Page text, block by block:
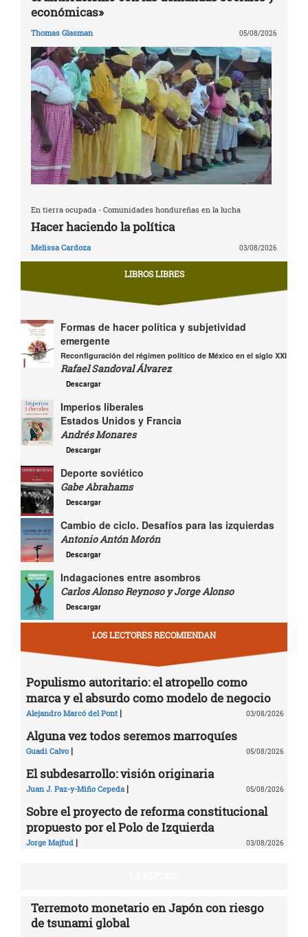
económicas»
Thomas Glasman 05/08/2026
En tierra ocupada - Comunidades hondureñas en la lucha
Hacer haciendo la política
Melissa Cardoza 03/08/2026
LIBROS LIBRES
Formas de hacer política y subjetividad
emergente
Reconfiguración del régimen político de México en el siglo XXI
Rafael Sandoval Álvarez
Descargar
Imperios liberales
Estados Unidos y Francia
Andrés Monares
Descargar
Deporte soviético
Gabe Abrahams
Descargar
Cambio de ciclo. Desafíos para las izquierdas
Antonio Antón Morón
Descargar
Indagaciones entre asombros
Carlos Alonso Reynoso y Jorge Alonso
Descargar
LOS LECTORES RECOMIENDAN
Populismo autoritario: el atropello como
marca y el absurdo como modelo de negocio
Alejandro Marcó del Pont | 03/08/2026
Alguna vez todos seremos marroquíes
Guadi Calvo | 05/08/2026
El subdesarrollo: visión originaria
Juan J. Paz-y-Miño Cepeda| 05/08/2026
Sobre el proyecto de reforma constitucional
propuesto por el Polo de Izquierda
Jorge Majfud | 03/08/2026
Terremoto monetario en Japón con riesgo
de tsunami global